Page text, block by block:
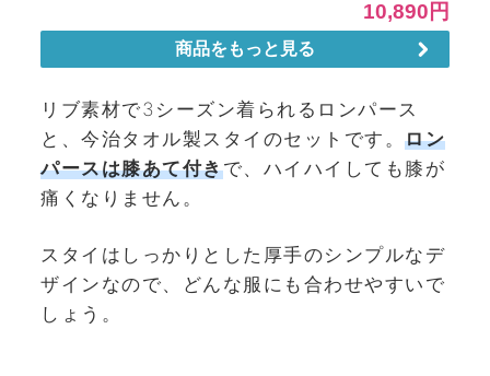
リブ素材で3シーズン着られるロンパース
と、今治タオル製スタイのセットです。 ロン
パースは膝あて付きで、ハイハイしても膝が
痛くなりません。
スタイはしっかりとした厚手のシンプルなデ
ザインなので、どんな服にも合わせやすいで
しょう。